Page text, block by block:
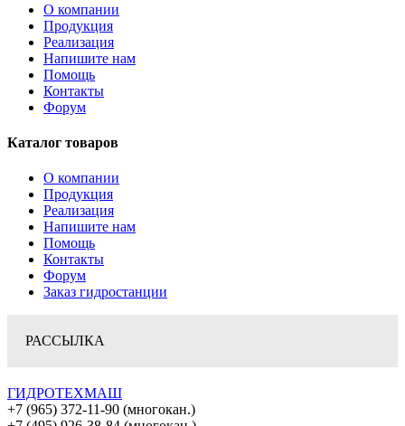
О компании
Продукция
Реализация
Напишите нам
Помощь
Контакты
Форум
Каталог товаров
О компании
Продукция
Реализация
Напишите нам
Помощь
Контакты
Форум
Заказ гидростанции
РАССЫЛКА
ГИДРОТЕХМАШ
+7 (965) 372-11-90 (многокан.)